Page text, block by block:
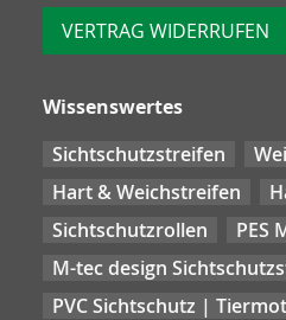
VERTRAG WIDERRUFEN
Wissenswertes
Sichtschutzstreifen
Hart & Weichstreifen
Sichtschutzrollen
PES
M-tec design
PVC Sichtschutz |